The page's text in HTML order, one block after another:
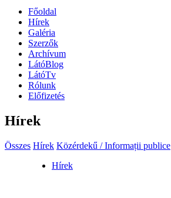
Főoldal
Hírek
Galéria
Szerzők
Archívum
LátóBlog
LátóTv
Rólunk
Előfizetés
Hírek
Összes Hírek Közérdekű / Informații publice
Hírek